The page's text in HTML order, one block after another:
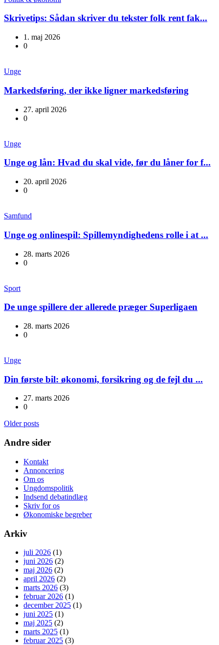
Skrivetips: Sådan skriver du tekster folk rent fak...
1. maj 2026
0
Unge
Markedsføring, der ikke ligner markedsføring
27. april 2026
0
Unge
Unge og lån: Hvad du skal vide, før du låner for f...
20. april 2026
0
Samfund
Unge og onlinespil: Spillemyndighedens rolle i at ...
28. marts 2026
0
Sport
De unge spillere der allerede præger Superligaen
28. marts 2026
0
Unge
Din første bil: økonomi, forsikring og de fejl du ...
27. marts 2026
0
Older posts
Andre sider
Kontakt
Annoncering
Om os
Ungdomspolitik
Indsend debatindlæg
Skriv for os
Økonomiske begreber
Arkiv
juli 2026 (1)
juni 2026 (2)
maj 2026 (2)
april 2026 (2)
marts 2026 (3)
februar 2026 (1)
december 2025 (1)
juni 2025 (1)
maj 2025 (2)
marts 2025 (1)
februar 2025 (3)